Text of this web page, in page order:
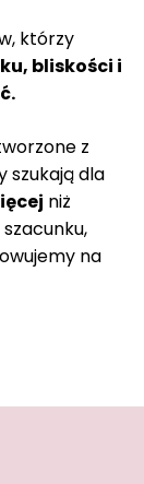
którzy
bliskości i
z
szukają dla
niż
na